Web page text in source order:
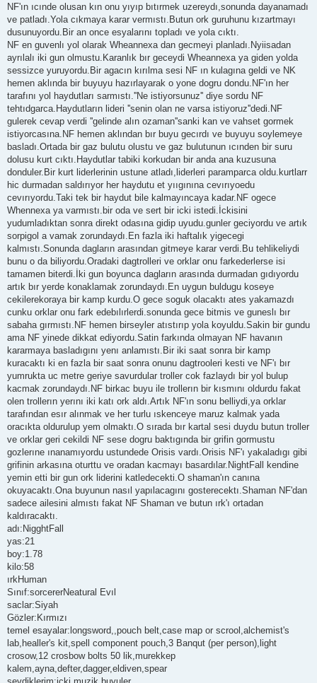
NF'ın ıcınde olusan kın onu yıyıp bıtırmek uzereydı,sonunda dayanamadı
ve patladı.Yola cıkmaya karar vermıstı.Butun ork guruhunu kızartmayı
dusunuyordu.Bir an once esyalarını topladı ve yola cıktı.
NF en guvenlı yol olarak Wheannexa dan gecmeyi planladı.Nyiisadan
ayrılalı iki gun olmustu.Karanlık bır geceydi Wheannexa ya giden yolda
sessizce yuruyordu.Bir agacın kırılma sesi NF ın kulagına geldi ve NK
hemen aklında bir buyuyu hazırlayarak o yone dogru dondu.NF'ın her
tarafını yol haydutları sarmıstı.''Ne istiyorsunuz'' diye sordu NF
tehtıdgarca.Haydutların lideri ''senin olan ne varsa istiyoruz''dedi.NF
gulerek cevap verdi ''gelinde alın ozaman''sanki kan ve vahset gormek
istiyorcasına.NF hemen aklından bır buyu gecırdı ve buyuyu soylemeye
basladı.Ortada bir gaz bulutu olustu ve gaz bulutunun ıcınden bir suru
dolusu kurt cıktı.Haydutlar tabiki korkudan bir anda ana kuzusuna
donduler.Bir kurt liderlerinin ustune atladı,liderleri paramparca oldu.kurtlarr
hic durmadan saldırıyor her haydutu et yııgınına cevırıyoedu
cevırıyordu.Taki tek bir haydut bile kalmayıncaya kadar.NF ogece
Whennexa ya varmıstı.bir oda ve sert bir icki istedi.İckisini
yudumladıktan sonra direkt odasına gidip uyudu.gunler geciyordu ve artık
sorpigol a vamak zorundaydı.En fazla iki haftalık yigecegi
kalmıstı.Sonunda dagların arasından gitmeye karar verdi.Bu tehlikeliydi
bunu o da biliyordu.Oradaki dagtrolleri ve orklar onu farkederlerse isi
tamamen biterdi.İki gun boyunca dagların arasında durmadan gıdıyordu
artık bır yerde konaklamak zorundaydı.En uygun buldugu koseye
cekilerekoraya bir kamp kurdu.O gece soguk olacaktı ates yakamazdı
cunku orklar onu fark edebılırlerdi.sonunda gece bitmis ve guneslı bır
sabaha gırmıstı.NF hemen birseyler atıstırıp yola koyuldu.Sakin bir gundu
ama NF yinede dikkat ediyordu.Satin farkında olmayan NF havanın
kararmaya basladıgını yenı anlamıstı.Bir iki saat sonra bir kamp
kuracaktı ki en fazla bir saat sonra onunu dagtrooleri kesti ve NF'ı bır
yumrukta uc metre geriye savurdular troller cok fazlaydı bir yol bulup
kacmak zorundaydı.NF birkac buyu ile trollerın bir kısmını oldurdu fakat
olen trollerın yerını iki katı ork aldı.Artık NF'ın sonu belliydi,ya orklar
tarafından esır alınmak ve her turlu ıskenceye maruz kalmak yada
oracıkta oldurulup yem olmaktı.O sırada bır kartal sesi duydu butun troller
ve orklar geri cekildi NF sese dogru baktıgında bir grifin gormustu
gozlerıne ınanamıyordu ustundede Orisis vardı.Orisis NF'ı yakaladıgı gibi
grifinin arkasına oturttu ve oradan kacmayı basardılar.NightFall kendine
yemin etti bir gun ork liderini katledecekti.O shaman'ın canına
okuyacaktı.Ona buyunun nasıl yapılacagını gosterecektı.Shaman NF'dan
sadece ailesini almıstı fakat NF Shaman ve butun ırk'ı ortadan
kaldıracaktı.
adı:NigghtFall
yas:21
boy:1.78
kilo:58
ırkHuman
Sınıf:sorcererNeatural Evıl
saclar:Siyah
Gözler:Kırmızı
temel esayalar:longsword,,pouch belt,case map or scrool,alchemist's
lab,healler's kit,spell component pouch,3 Banqut (per person),light
crosow,12 crosbow bolts 50 lik,murekkep
kalem,ayna,defter,dagger,eldiven,spear